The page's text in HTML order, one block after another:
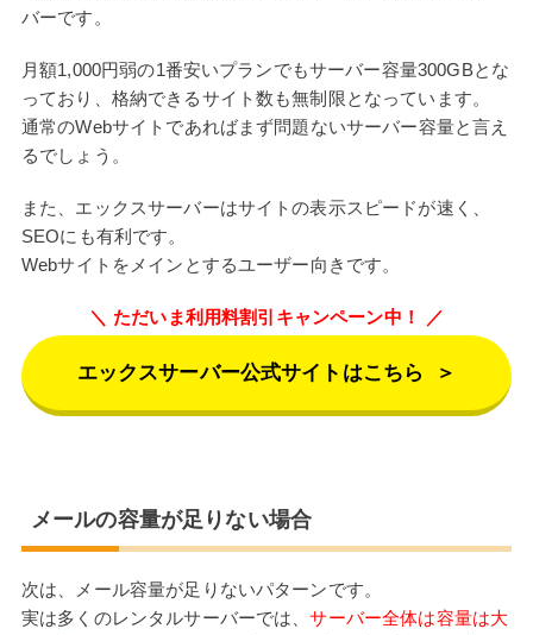
バーです。
月額1,000円弱の1番安いプランでもサーバー容量300GBとな
っており、格納できるサイト数も無制限となっています。
通常のWebサイトであればまず問題ないサーバー容量と言え
るでしょう。
また、エックスサーバーはサイトの表示スピードが速く、
SEOにも有利です。
Webサイトをメインとするユーザー向きです。
ただいま利用料割引キャンペーン中！
エックスサーバー公式サイトはこちら ＞
メールの容量が足りない場合
次は、メール容量が足りないパターンです。
実は多くのレンタルサーバーでは、サーバー全体は容量は大